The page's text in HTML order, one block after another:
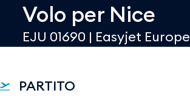
Volo per Nice
EJU 01690 | Easyjet Europe
PARTITO